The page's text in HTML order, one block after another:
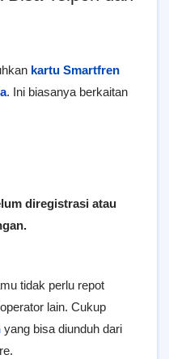
kartu Smartfren
. Ini biasanya berkaitan
diregistrasi atau
tidak perlu repot
lain. Cukup
yang bisa diunduh dari